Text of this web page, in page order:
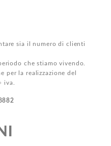
sia il numero di clienti
che stiamo vivendo.
per la realizzazione del
iva.